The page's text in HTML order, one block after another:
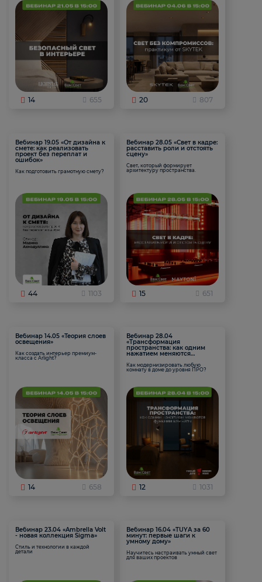
14 655 20 807
Вебинар 19.05 «От дизайна к
смете: как реализовать
проект без переплат и
ошибок»
Как подготовить грамотную смету?
44 1103
Вебинар 28.05 «Свет в кадре:
расставить роли и отстоять
сцену»
Свет, который формирует
архитектуру пространства.
15 651
Вебинар 14.05 «Теория слоев
освещения»
Как создать интерьер премиум-
класса с Arlight?
14 658
Вебинар 28.04
«Трансформация
пространства: как одним
нажатием меняются
Как модернизировать любую
комнату в доме до уровня ПРО?
12 1031
Вебинар 23.04 «Ambrella Volt
- новая коллекция Sigma»
Стиль и технологии в каждой
детали
Вебинар 16.04 «TUYA за 60
минут: первые шаги к
умному дому»
Научитесь настраивать умный свет
для ваших проектов